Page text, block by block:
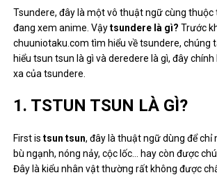
Tsundere, đây là một vô thuật ngữ cùng thuộc
đang xem anime. Vậytsundere là gì? Trước
chuuniotaku.com tìm hiểu về tsundere, chúng
hiểu tsun tsun là gì và deredere là gì, đây
xa của tsundere.
1. TSTUN TSUN LÀ GÌ?
First istsun tsun, đây là thuật ngữ dùng để chỉ
bù ngạnh, nóng nảy, cộc lốc… hay còn được
Đây là kiểu nhân vật thường rất không được